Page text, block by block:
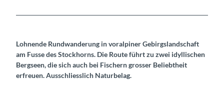
Lohnende Rundwanderung in voralpiner Gebirgslandschaft
am Fusse des Stockhorns. Die Route führt zu zwei idyllischen
Bergseen, die sich auch bei Fischern grosser Beliebtheit
erfreuen. Ausschliesslich Naturbelag.